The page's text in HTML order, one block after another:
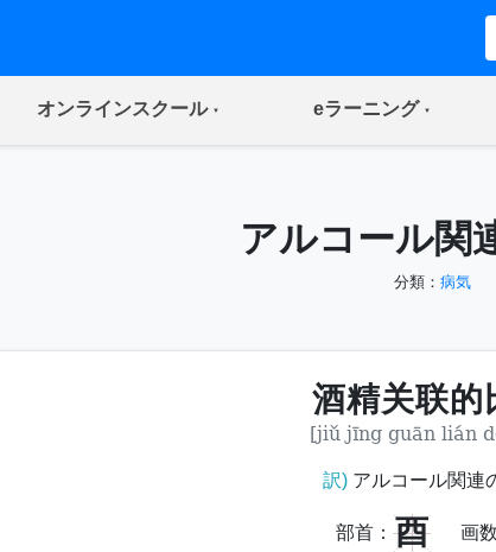
オンラインスクール(current) eラーニング(current)
アルコール関
分類： 病気
酒精关联的
[jiǔ jīng guān lián
訳)アルコール関連
部首： 酉 画